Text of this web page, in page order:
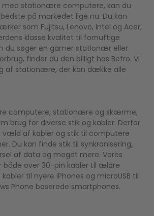
med stationære computere, kan du
på markedet lige nu. Du kan
som Fujitsu, Lenovo, Intel og Acer,
klasse kvalitet til fornuftige
du søger en gamer stationær eller
finder du den billigt hos Befro. Vi
af stationære, der kan dække alle
computere, stationære og skærme,
brug for diverse stik og kabler. Derfor
væld af kabler og stik til computere
Du kan finde stik til synkronisering,
af data og meget mere. Vores
over 30-pin kabler til ældre
kabler til nyere iPhones og microUSB til
Phone baserede smartphones.